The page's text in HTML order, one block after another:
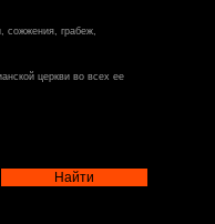
сожжения, грабеж,
церкви во всех ее